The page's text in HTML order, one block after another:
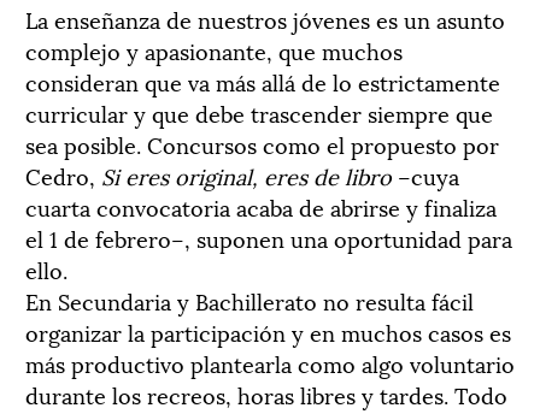
La enseñanza de nuestros jóvenes es un asunto
complejo y apasionante, que muchos
consideran que va más allá de lo estrictamente
curricular y que debe trascender siempre que
sea posible. Concursos como el propuesto por
Cedro, Si eres original, eres de libro –cuya
cuarta convocatoria acaba de abrirse y finaliza
el 1 de febrero–, suponen una oportunidad para
ello.
En Secundaria y Bachillerato no resulta fácil
organizar la participación y en muchos casos es
más productivo plantearla como algo voluntario
durante los recreos, horas libres y tardes. Todo